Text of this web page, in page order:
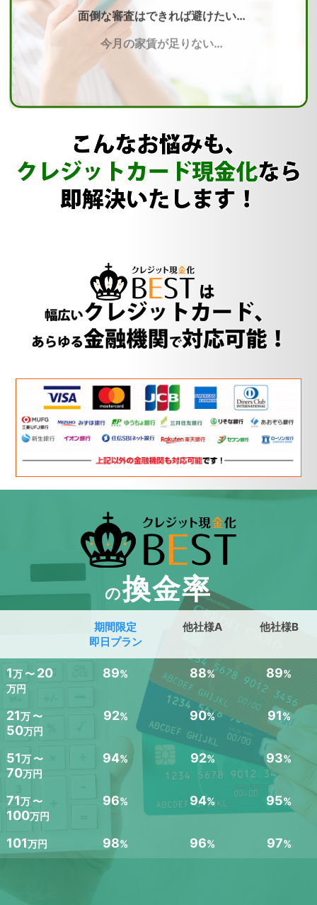
面倒な審査はできれば避けたい…
今月の家賃が足りない…
立て続けの結婚式でご祝儀貧乏に…
誰にもバレたくない…
の換金率
期間限定
即日プラン
他社様A 他社様B
1万 〜 20
万円
89% 88% 89%
21万 〜
50万円
92% 90% 91%
51万 〜
70万円
94% 92% 93%
71万 〜
100万円
96% 94% 95%
101万円 98% 96% 97%